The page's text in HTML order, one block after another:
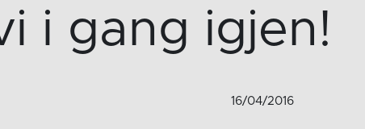
i gang igjen!
16/04/2016